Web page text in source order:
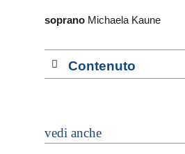
sopranoMichaela Kaune
Contenuto
vedi anche